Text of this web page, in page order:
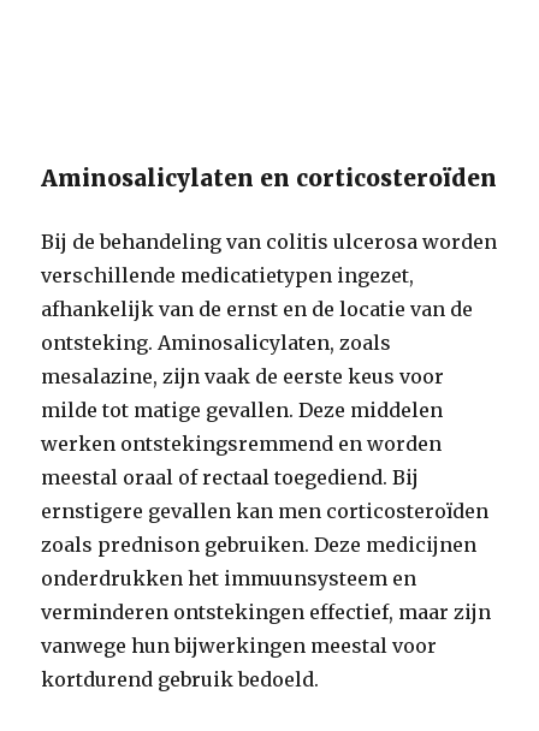
Aminosalicylaten en corticosteroïden
Bij de behandeling van colitis ulcerosa worden
verschillende medicatietypen ingezet,
afhankelijk van de ernst en de locatie van de
ontsteking. Aminosalicylaten, zoals
mesalazine, zijn vaak de eerste keus voor
milde tot matige gevallen. Deze middelen
werken ontstekingsremmend en worden
meestal oraal of rectaal toegediend. Bij
ernstigere gevallen kan men corticosteroïden
zoals prednison gebruiken. Deze medicijnen
onderdrukken het immuunsysteem en
verminderen ontstekingen effectief, maar zijn
vanwege hun bijwerkingen meestal voor
kortdurend gebruik bedoeld.